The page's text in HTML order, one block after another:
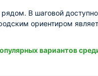
В шаговой
ориентиром
вариантов